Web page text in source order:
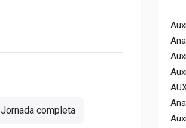
Jornada completa